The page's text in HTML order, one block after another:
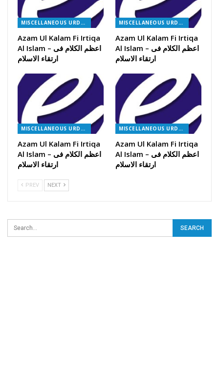
MISCELLANEOUS URDU BOOKS
Azam Ul Kalam Fi Irtiqa
Al Islam – اعظم الکلام فی
ارتقاء الاسلام
MISCELLANEOUS URDU BOOKS
Azam Ul Kalam Fi Irtiqa
Al Islam – اعظم الکلام فی
ارتقاء الاسلام
MISCELLANEOUS URDU BOOKS
Azam Ul Kalam Fi Irtiqa
Al Islam – اعظم الکلام فی
ارتقاء الاسلام
MISCELLANEOUS URDU BOOKS
Azam Ul Kalam Fi Irtiqa
Al Islam – اعظم الکلام فی
ارتقاء الاسلام
PREV NEXT